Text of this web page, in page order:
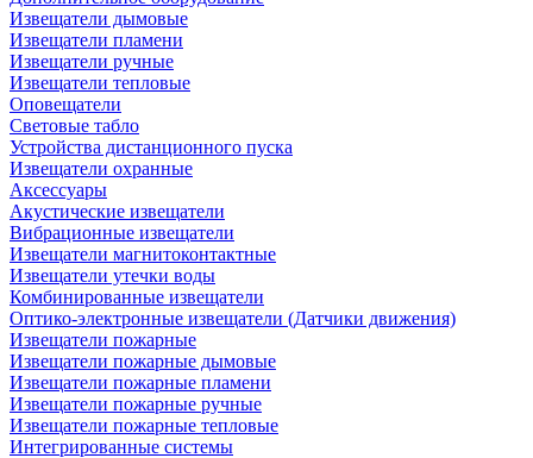
Извещатели дымовые
Извещатели пламени
Извещатели ручные
Извещатели тепловые
Оповещатели
Световые табло
Устройства дистанционного пуска
Извещатели охранные
Аксессуары
Акустические извещатели
Вибрационные извещатели
Извещатели магнитоконтактные
Извещатели утечки воды
Комбинированные извещатели
Оптико-электронные извещатели (Датчики движения)
Извещатели пожарные
Извещатели пожарные дымовые
Извещатели пожарные пламени
Извещатели пожарные ручные
Извещатели пожарные тепловые
Интегрированные системы